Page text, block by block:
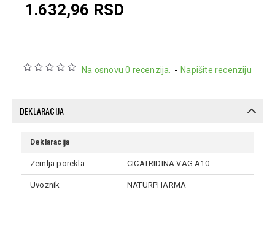
Na osnovu 0 recenzija. - Napišite recenziju
1.632,96 RSD
DEKLARACIJA
Deklaracija
Zemlja porekla CICATRIDINA VAG.A10
Uvoznik NATURPHARMA